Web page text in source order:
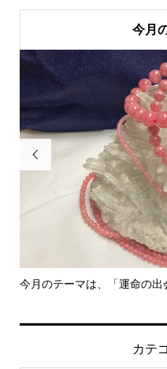
今月

今月のテーマは、「運命の出
カテ